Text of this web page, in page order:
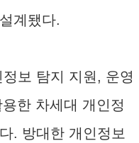
계됐다.
보 탐지 지원, 운영
한 차세대 개인정
. 방대한 개인정보